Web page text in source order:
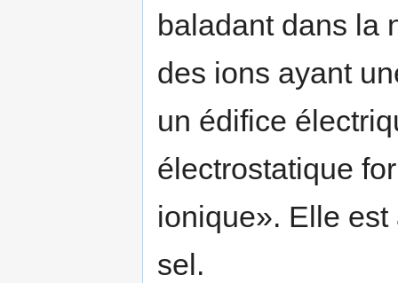
baladant dans la
des ions ayant
un édifice
électrostatique
ionique». Elle
sel.